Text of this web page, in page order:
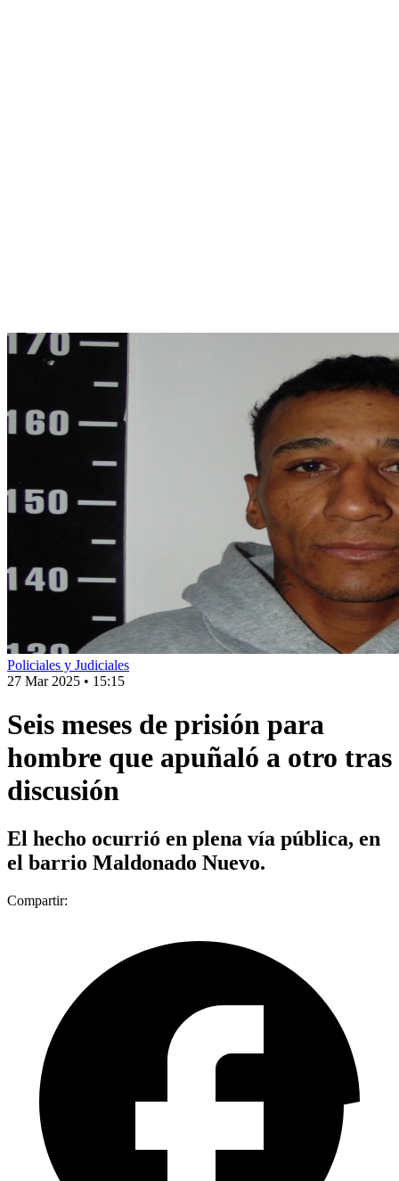
Policiales y Judiciales
27 Mar 2025 • 15:15
Seis meses de prisión para
hombre que apuñaló a otro tras
discusión
El hecho ocurrió en plena vía pública, en
el barrio Maldonado Nuevo.
Compartir: